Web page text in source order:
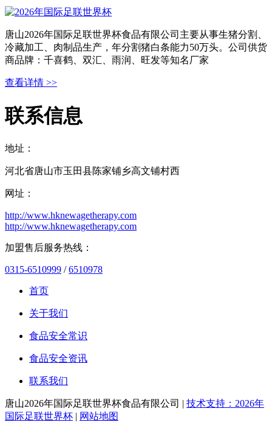
唐山2026年国际足联世界杯食品有限公司主要从事生猪分割、
冷藏加工、肉制品生产，年分割猪白条能力50万头。公司供货
商品牌：千喜鹤、双汇、雨润、旺发等知名厂家
查看详情 >>
联系信息
地址：
河北省唐山市玉田县陈家铺乡高文铺村西
网址：
http://www.hknewagetherapy.com
http://www.hknewagetherapy.com
加盟售后服务热线：
0315-6510999 /6510978
首页
关于我们
食品安全常识
食品安全资讯
联系我们
唐山2026年国际足联世界杯食品有限公司 | 技术支持：2026年
国际足联世界杯 | 网站地图